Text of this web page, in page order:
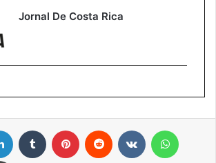
Jornal De Costa Rica
Linkedin Tumblr Pinterest Reddit
Imprimir